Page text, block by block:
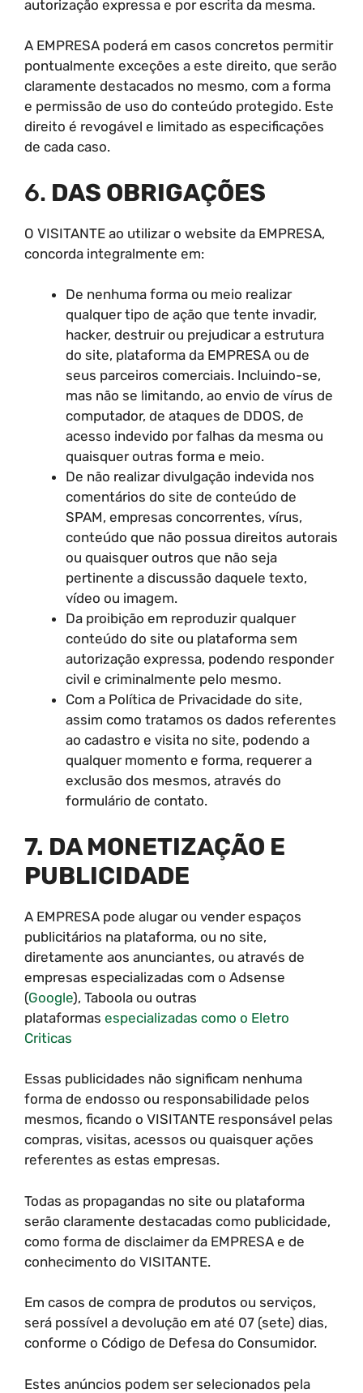
autorização expressa e por escrita da mesma.
A EMPRESA poderá em casos concretos permitir
pontualmente exceções a este direito, que serão
claramente destacados no mesmo, com a forma
e permissão de uso do conteúdo protegido. Este
direito é revogável e limitado as especificações
de cada caso.
6. DAS OBRIGAÇÕES
O VISITANTE ao utilizar o website da EMPRESA,
concorda integralmente em:
De nenhuma forma ou meio realizar
qualquer tipo de ação que tente invadir,
hacker, destruir ou prejudicar a estrutura
do site, plataforma da EMPRESA ou de
seus parceiros comerciais. Incluindo-se,
mas não se limitando, ao envio de vírus de
computador, de ataques de DDOS, de
acesso indevido por falhas da mesma ou
quaisquer outras forma e meio.
De não realizar divulgação indevida nos
comentários do site de conteúdo de
SPAM, empresas concorrentes, vírus,
conteúdo que não possua direitos autorais
ou quaisquer outros que não seja
pertinente a discussão daquele texto,
vídeo ou imagem.
Da proibição em reproduzir qualquer
conteúdo do site ou plataforma sem
autorização expressa, podendo responder
civil e criminalmente pelo mesmo.
Com a Política de Privacidade do site,
assim como tratamos os dados referentes
ao cadastro e visita no site, podendo a
qualquer momento e forma, requerer a
exclusão dos mesmos, através do
formulário de contato.
7. DA MONETIZAÇÃO E
PUBLICIDADE
A EMPRESA pode alugar ou vender espaços
publicitários na plataforma, ou no site,
diretamente aos anunciantes, ou através de
empresas especializadas com o Adsense
(Google), Taboola ou outras
plataformas especializadas como o Eletro
Criticas
Essas publicidades não significam nenhuma
forma de endosso ou responsabilidade pelos
mesmos, ficando o VISITANTE responsável pelas
compras, visitas, acessos ou quaisquer ações
referentes as estas empresas.
Todas as propagandas no site ou plataforma
serão claramente destacadas como publicidade,
como forma de disclaimer da EMPRESA e de
conhecimento do VISITANTE.
Em casos de compra de produtos ou serviços,
será possível a devolução em até 07 (sete) dias,
conforme o Código de Defesa do Consumidor.
Estes anúncios podem ser selecionados pela